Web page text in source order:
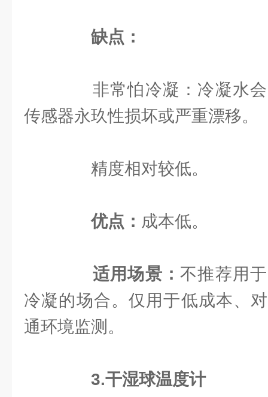
缺点：
非常怕冷凝：冷凝水会
传感器永玖性损坏或严重漂移。
精度相对较低。
优点： 成本低。
适用场景：不推荐用
冷凝的场合。仅用于低成本、
通环境监测。
3.干湿球温度计